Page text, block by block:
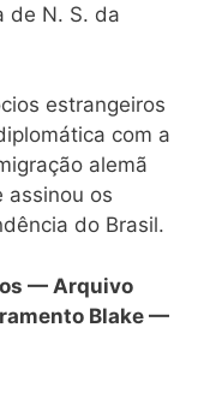
de N. S. da
estrangeiros
com a
alemã
assinou os
do Brasil.
— Arquivo
Blake —